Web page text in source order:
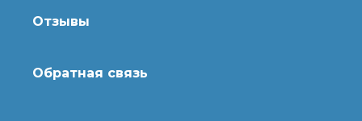
Отзывы
Обратная связь